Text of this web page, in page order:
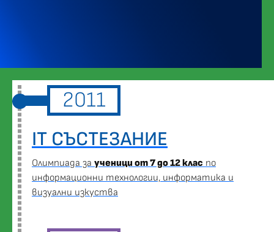
2011
IT СЪСТЕЗАНИЕ
Oлимпиада за ученици от 7 до 12 клас по
информационни технологии, информатика и
визуални изкуства